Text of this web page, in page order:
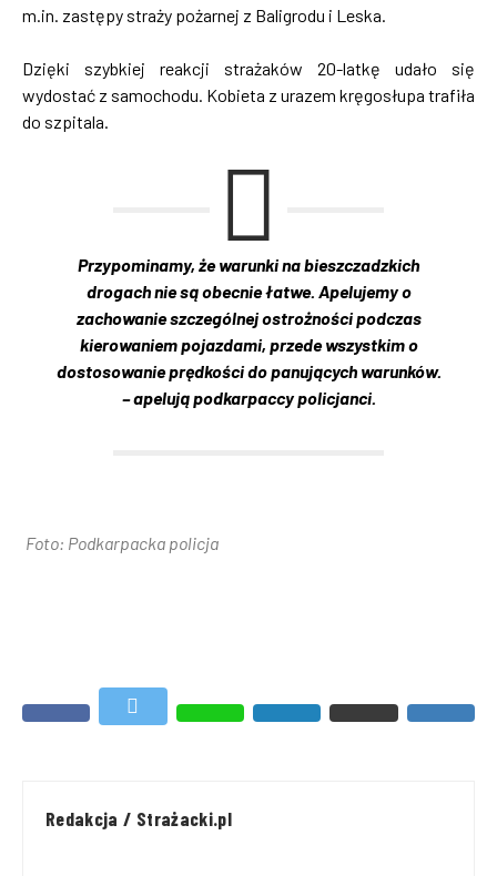
m.in. zastępy straży pożarnej z Baligrodu i Leska.
Dzięki szybkiej reakcji strażaków 20-latkę udało się
wydostać z samochodu. Kobieta z urazem kręgosłupa trafiła
do szpitala.
Przypominamy, że warunki na bieszczadzkich
drogach nie są obecnie łatwe. Apelujemy o
zachowanie szczególnej ostrożności podczas
kierowaniem pojazdami, przede wszystkim o
dostosowanie prędkości do panujących warunków.
– apelują podkarpaccy policjanci.
Foto: Podkarpacka policja
Redakcja / Strażacki.pl